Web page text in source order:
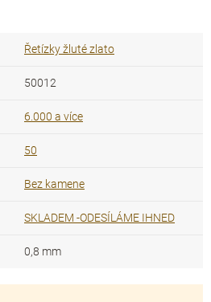
Řetízky žluté zlato
50012
6.000 a více
50
Bez kamene
SKLADEM -ODESÍLÁME IHNED
0,8 mm